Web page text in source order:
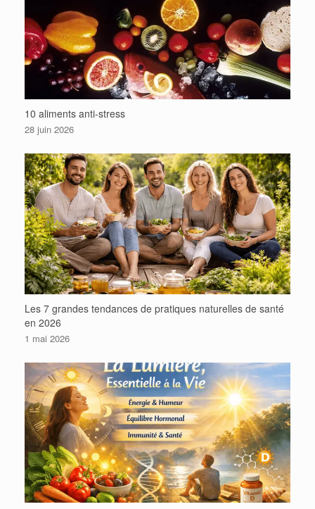
10 aliments anti-stress
28 juin 2026
Les 7 grandes tendances de pratiques naturelles de santé
en 2026
1 mai 2026